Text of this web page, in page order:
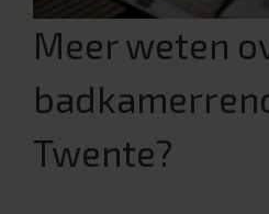
Meer weten
Twente?